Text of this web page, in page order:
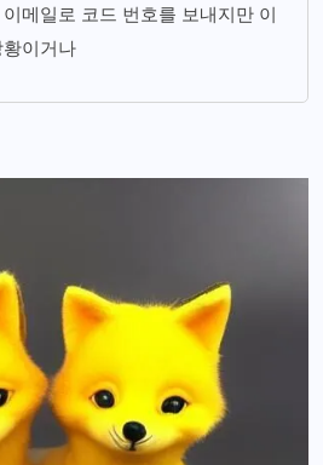
메일로 코드 번호를 보내지만 이
이거나